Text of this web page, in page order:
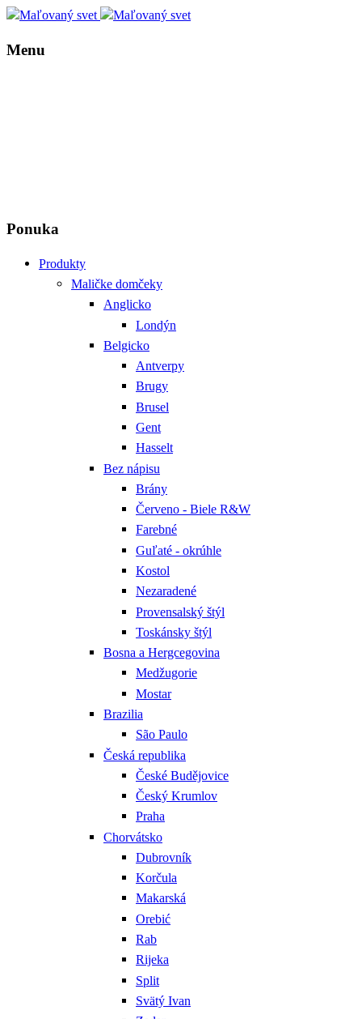
Menu
Ponuka
Produkty
Maličke domčeky
Anglicko
Londýn
Belgicko
Antverpy
Brugy
Brusel
Gent
Hasselt
Bez nápisu
Brány
Červeno - Biele R&W
Farebné
Guľaté - okrúhle
Kostol
Nezaradené
Provensalský štýl
Toskánsky štýl
Bosna a Hergcegovina
Medžugorie
Mostar
Brazilia
São Paulo
Česká republika
České Budějovice
Český Krumlov
Praha
Chorvátsko
Dubrovník
Korčula
Makarská
Orebić
Rab
Rijeka
Split
Svätý Ivan